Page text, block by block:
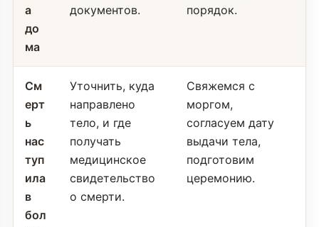
а
до
ма
документов.
порядок.
См
ерт
ь
нас
туп
ила
в
бол
Уточнить, куда
направлено
тело, и где
получать
медицинское
свидетельство
о смерти.
Свяжемся с
моргом,
согласуем дату
выдачи тела,
подготовим
церемонию.